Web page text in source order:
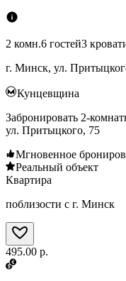
2 комн.6 гостей3
г. Минск, ул.
Кунцевщина
Забронировать 2-
ул. Притыцкого, 75
Мгновенное
Реальный объект
Квартира
поблизости с г. Минск
495.00 р.